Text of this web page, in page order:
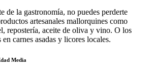
de la gastronomía, no puedes perderte
artesanales mallorquines como
repostería, aceite de oliva y vino. O los
carnes asadas y licores locales.
Media